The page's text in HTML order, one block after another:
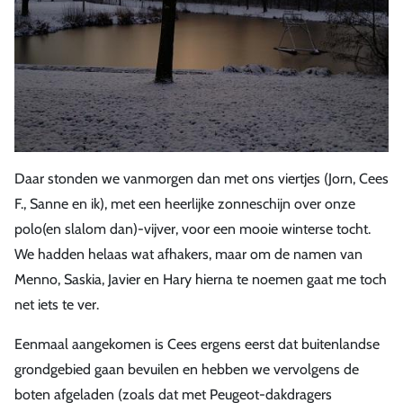
Daar stonden we vanmorgen dan met ons viertjes (Jorn, Cees
F., Sanne en ik), met een heerlijke zonneschijn over onze
polo(en slalom dan)-vijver, voor een mooie winterse tocht.
We hadden helaas wat afhakers, maar om de namen van
Menno, Saskia, Javier en Hary hierna te noemen gaat me toch
net iets te ver.
Eenmaal aangekomen is Cees ergens eerst dat buitenlandse
grondgebied gaan bevuilen en hebben we vervolgens de
boten afgeladen (zoals dat met Peugeot-dakdragers